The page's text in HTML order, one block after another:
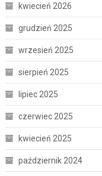
kwiecień 2026
grudzień 2025
wrzesień 2025
sierpień 2025
lipiec 2025
czerwiec 2025
kwiecień 2025
październik 2024